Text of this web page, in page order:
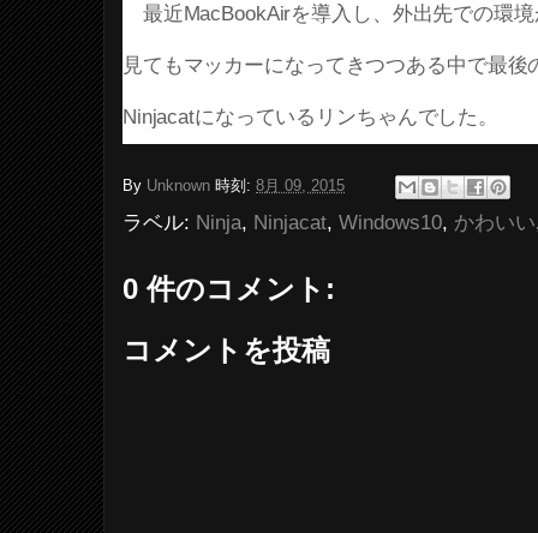
最近MacBookAirを導入し、外出先での環
見てもマッカーになってきつつある中で最
Ninjacatになっているリンちゃんでした。
By Unknown 時刻: 8月 09, 2015
ラベル: Ninja, Ninjacat, Windows10, かわいい
0 件のコメント:
コメントを投稿